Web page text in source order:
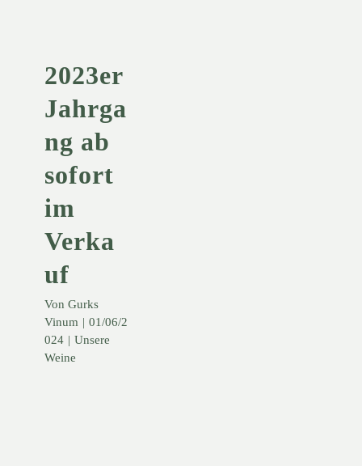
2023er
Jahrga
ng ab
sofort
im
Verka
uf
Von Gurks
Vinum | 01/06/2
024 | Unsere
Weine